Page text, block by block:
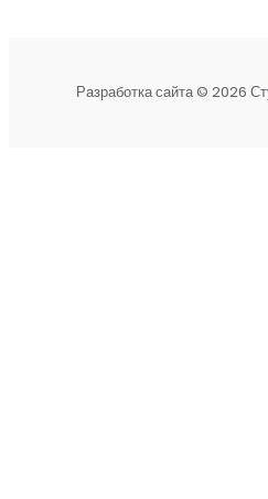
Разработка сайта © 2026